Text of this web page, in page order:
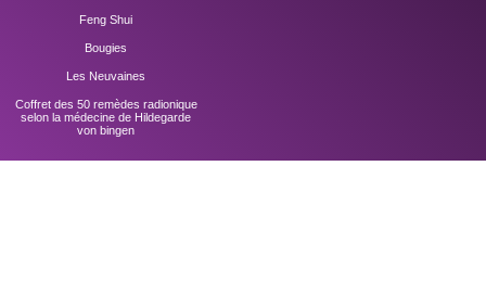
Feng Shui
Bougies
Les Neuvaines
Coffret des 50 remèdes radionique
selon la médecine de Hildegarde
von bingen